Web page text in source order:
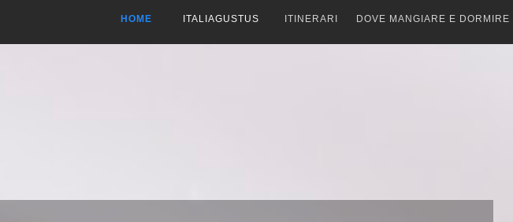
HOME ITALIAGUSTUS ITINERARI DOVE MANGIARE E DORMIRE